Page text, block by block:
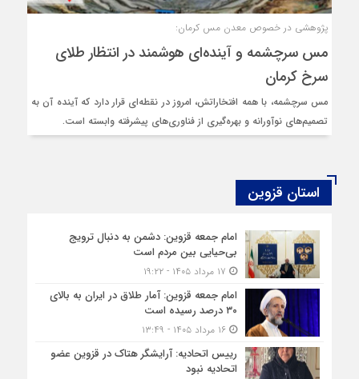
پژوهشی در خصوص معدن مس کرمان:
مس سرچشمه و آینده‌ای هوشمند در انتظار طلای
سرخ کرمان
مس سرچشمه، با همه افتخاراتش، امروز در نقطه‌ای قرار دارد که آینده آن به
تصمیم‌های نوآورانه و بهره‌گیری از فناوری‌های پیشرفته وابسته است.
استان قزوین
امام جمعه قزوین: دشمن به دنبال ترویج
بی‌حیایی بین مردم است
امام جمعه قزوین: آمار طلاق در ایران به بالای
۳۰ درصد رسیده است
۱۶ مرداد ۱۴۰۵ - ۱۳:۴۹
رییس اتحادیه: آرایشگر هتاک در قزوین عضو
اتحادیه نبود